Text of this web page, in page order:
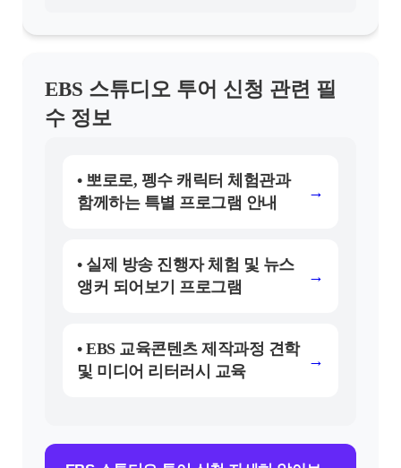
EBS 스튜디오 투어 신청 관련 필
수 정보
• 뽀로로, 펭수 캐릭터 체험관과
함께하는 특별 프로그램 안내
→
• 실제 방송 진행자 체험 및 뉴스
앵커 되어보기 프로그램
→
• EBS 교육콘텐츠 제작과정 견학
및 미디어 리터러시 교육
→